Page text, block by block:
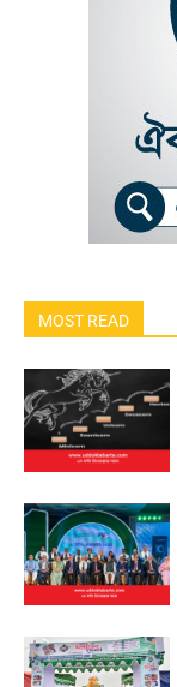
MOST READ